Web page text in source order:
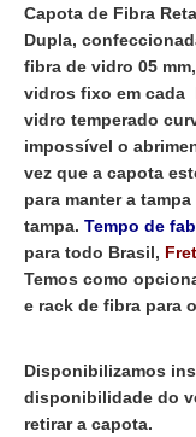
Capota de Fibra
Dupla,
fibra de vidro 05
vidros fixo em cada
vidro temperado
impossível o
vez que a capota
para manter a
tampa. Tempo de
para todo Brasil,
Temos como
e rack de fibra para
Disponibilizamos
disponibilidade do
retirar a capota.